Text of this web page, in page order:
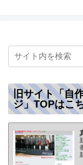
旧サイト「自
ジ」TOPはこ